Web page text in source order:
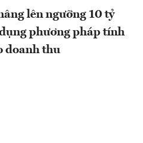
lên ngưỡng 10 tỷ
phương pháp tính
doanh thu